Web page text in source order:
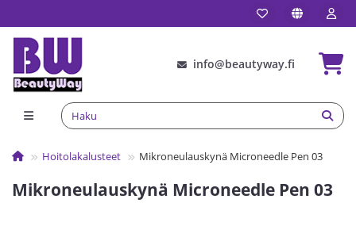
info@beautyway.fi
Hoitolakalusteet Mikroneulauskynä Microneedle Pen 03
Mikroneulauskynä Microneedle Pen 03